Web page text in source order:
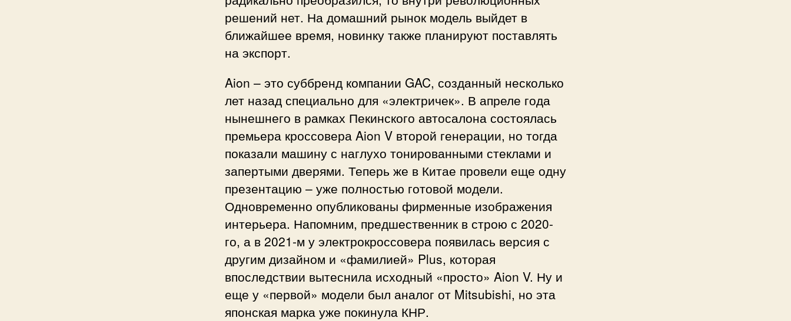
решений нет. На домашний рынок модель выйдет в
ближайшее время, новинку также планируют поставлять
на экспорт.
Aion – это суббренд компании GAC, созданный несколько
лет назад специально для «электричек». В апреле года
нынешнего в рамках Пекинского автосалона состоялась
премьера кроссовера Aion V второй генерации, но тогда
показали машину с наглухо тонированными стеклами и
запертыми дверями. Теперь же в Китае провели еще одну
презентацию – уже полностью готовой модели.
Одновременно опубликованы фирменные изображения
интерьера. Напомним, предшественник в строю с 2020-
го, а в 2021-м у электрокроссовера появилась версия с
другим дизайном и «фамилией» Plus, которая
впоследствии вытеснила исходный «просто» Aion V. Ну и
еще у «первой» модели был аналог от Mitsubishi, но эта
японская марка уже покинула КНР.